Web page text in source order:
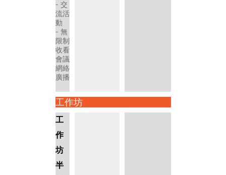
交
流活
動
無
限制
收看
會議
網絡
廣播
工作坊
工
作
坊
半